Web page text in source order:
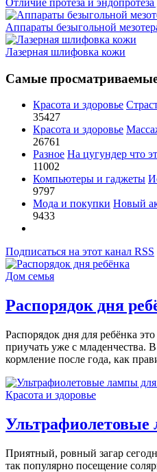
Аппараты безыгольной
Лазерная шлифовка кожи
Самые
Красота и здоровье
35427
Красота и здоровье
26761
Разное На цугундер что
11002
Компьютеры и гаджеты
9797
Мода и покупки Новый
9433
Подписаться на этот канал RSS
Дом семья
Распорядок дня
Распорядок дня для ребёнка
приучать уже с младенчества.
кормление после года, как
Красота и здоровье
Приятный, ровный загар
так популярно посещение